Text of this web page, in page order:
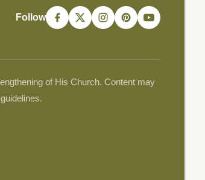
Follow
of His Church. Content may